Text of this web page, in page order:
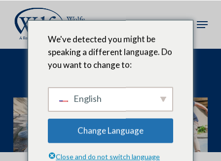
hadi
kwa
Jumuiya Yetu
We've detected you might be
speaking a different language. Do
you want to change to:
English
Change Language
Close and do not switch language